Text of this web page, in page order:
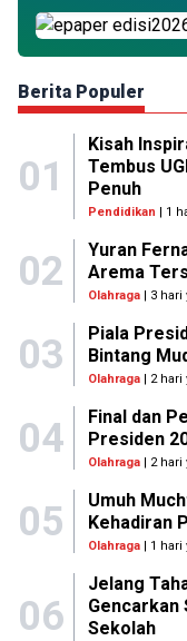
Berita Populer
01
Kisah
Tembus
Penuh
Pendidikan | 1
02
Yuran
Arema
Olahraga| 3 hari
03
Piala
Bintang
Olahraga| 2 hari
04
Final dan
Presiden
Olahraga| 2 hari
05
Umuh
Kehadiran
Olahraga| 1 hari
06
Jelang
Gencarkan
Sekolah